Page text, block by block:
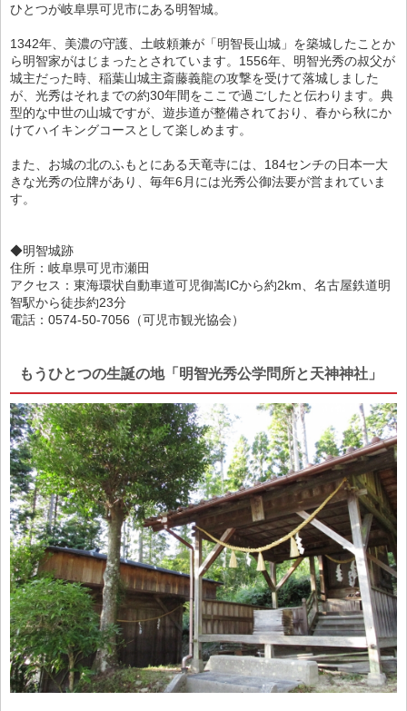
ひとつが岐阜県可児市にある明智城。
1342年、美濃の守護、土岐頼兼が「明智長山城」を築城したことか
ら明智家がはじまったとされています。1556年、明智光秀の叔父が
城主だった時、稲葉山城主斎藤義龍の攻撃を受けて落城しました
が、光秀はそれまでの約30年間をここで過ごしたと伝わります。典
型的な中世の山城ですが、遊歩道が整備されており、春から秋にか
けてハイキングコースとして楽しめます。
また、お城の北のふもとにある天竜寺には、184センチの日本一大
きな光秀の位牌があり、毎年6月には光秀公御法要が営まれていま
す。
◆明智城跡
住所：岐阜県可児市瀬田
アクセス：東海環状自動車道可児御嵩ICから約2km、名古屋鉄道明
智駅から徒歩約23分
電話：0574-50-7056（可児市観光協会）
もうひとつの生誕の地「明智光秀公学問所と天神神社」